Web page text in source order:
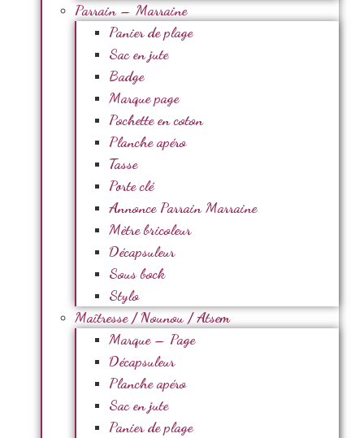
Parrain – Marraine
Panier de plage
Sac en jute
Badge
Marque page
Pochette en coton
Planche apéro
Tasse
Porte clé
Annonce Parrain Marraine
Mètre bricoleur
Décapsuleur
Sous bock
Stylo
Maîtresse / Nounou / Atsem
Marque – Page
Décapsuleur
Planche apéro
Sac en jute
Panier de plage